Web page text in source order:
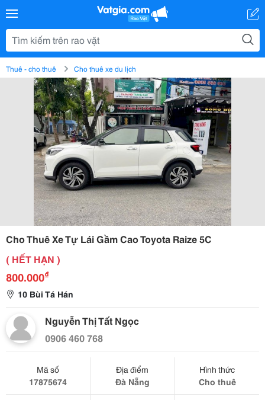
Thuê - cho thuê Cho thuê xe du lịch
Cho Thuê Xe Tự Lái Gầm Cao Toyota Raize 5C
( HẾT HẠN )
800.000₫
10 Bùi Tá Hán
Nguyễn Thị Tất Ngọc
0906 460 768
Mã số
17875674
Địa điểm
Đà Nẵng
Hình thức
Cho thuê